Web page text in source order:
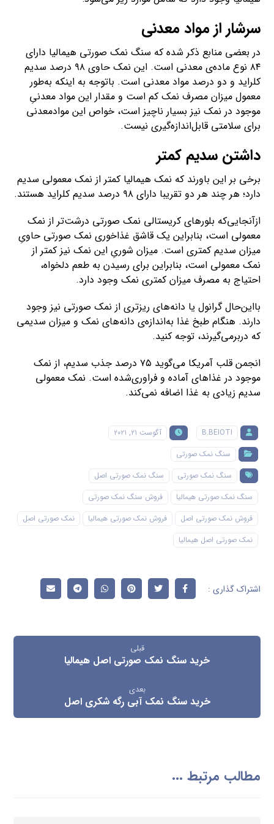
سرشار از مواد‌ معدنی
در بعضی منابع ذکر شده که سنگ نمک‌ صورتی هیمالیا دارای
۸۴ نوع ماده‌ی معدنی است. این نمک حاوی ۹۸ درصد سدیم
کلراید و دو درصد مواد‌ معدنی است. با‌توجه به اینکه به‌طور
معمول میزان مصرف نمک کم است و مقدار این مواد معدنیِ
موجود در نمک نیز بسیار ناچیز است، خواص این مواد‌معدنی
برای سلامتی قابل‌اندازه‌گیری نیست.
داشتن سدیم کمتر
برخی بر‌ این باورند که نمک هیمالیا کمتر از نمک معمولی سدیم
دارد؛ هر چند هر دو تقریبا دارای ۹۸ درصد سدیم کلراید هستند.
ازآنجایی‌که بلورهای کریستالی نمک‌ صورتی درشت‌تر از نمک‌
معمولی است، بنابراین یک قاشق غذاخوری نمک‌ صورتی حاویِ
میزان سدیم کمتری است. میزان شوریِ این نمک نیز کمتر از
نمک‌ معمولی است، بنابراین برای رسیدن به طعم دلخواه،
احتیاج به مصرف میزان کمتری نمک وجود دارد.
بااین‌حال گرانول یا دانه‌های ریزتری از نمک‌ صورتی نیز وجود
دارند. هنگام طبخ غذا به‌اندازه‌ی دانه‌های نمک و میزان سدیمی
که دربر‌می‌گیرند، توجه کنید.
انجمن قلب آمریکا می‌گوید ۷۵ درصد جذب سدیم، از نمک
موجود در غذاهای آماده و فراوری‌شده است. نمک‌ معمولی
سدیم زیادی به غذا اضافه نمی‌کند.
B.BEIOTI
آگوست ۲۱, ۲۰۲۱
سنگ نمک صورتی
سنگ نمک صورتی
سنگ نمک صورتی اصل
سنگ نمک صورتی هیمالیا
فروش سنگ نمک صورتی
فروش نمک صورتی اصل
فروش نمک صورتی هیمالیا
نمک صورتی اصل
نمک صورتی اصل هیمالیا
قبلی
خرید سنگ نمک صورتی اصل هیمالیا
بعدی
خرید سنگ نمک آبی رگه شکری اصل
مطالب مرتبط ...